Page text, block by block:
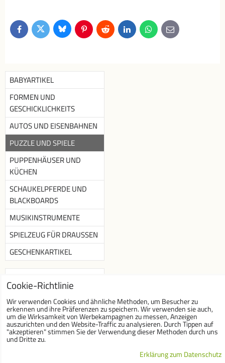
FacebookTwitterBlueskyPinterestReddit LinkedInWhatsApp
E-
mail
BABYARTIKEL
FORMEN UND
GESCHICKLICHKEITS
AUTOS UND EISENBAHNEN
PUZZLE UND SPIELE
PUPPENHÄUSER UND
KÜCHEN
SCHAUKELPFERDE UND
BLACKBOARDS
MUSIKINSTRUMENTE
SPIELZEUG FÜR DRAUSSEN
GESCHENKARTIKEL
Newsletter
Newsletter abonnieren :
Ich möchte Ihren
Cookie-Richtlinie
Wir verwenden Cookies und ähnliche Methoden, um Besucher zu
erkennen und ihre Präferenzen zu speichern. Wir verwenden sie auch,
um die Wirksamkeit von Werbekampagnen zu messen, Anzeigen
auszurichten und den Website-Traffic zu analysieren. Durch Tippen auf
"akzeptieren" stimmen Sie der Verwendung dieser Methoden durch uns
und Dritte zu.
Erklärung zum Datenschutz